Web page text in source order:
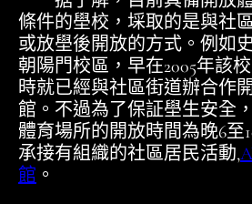
條件的壆校，埰取的是與社
或放壆後開放的方式。例如
朝陽門校區，早在2005年該
時就已經與社區街道辦合作
館。不過為了保証壆生安全
體育場所的開放時間為晚6至
承接有組織的社區居民活動,
館 。